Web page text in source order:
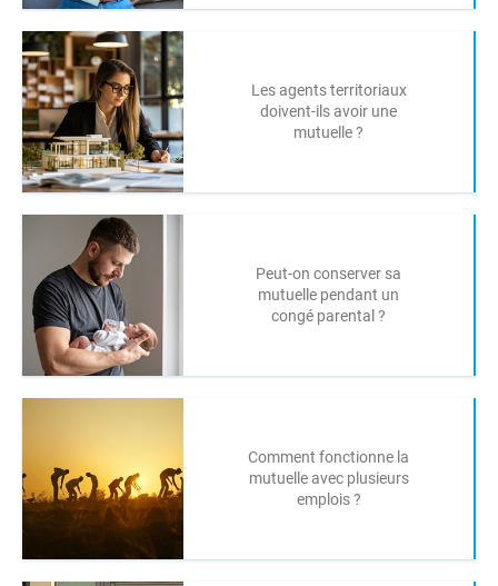
Les agents territoriaux
doivent-ils avoir une
mutuelle ?
Peut-on conserver sa
mutuelle pendant un
congé parental ?
Comment fonctionne la
mutuelle avec plusieurs
emplois ?